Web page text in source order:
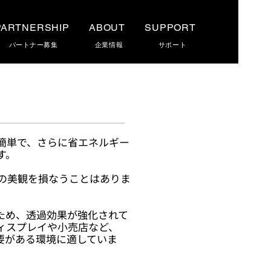
ABOUT SUPPORT
パートナー募集 企業情報 ​サポート
単で、さらに省エネルギー
美観を損なうことはありま
、透過効果が強化されて
プレイや小売店など、
ある環境に適していま